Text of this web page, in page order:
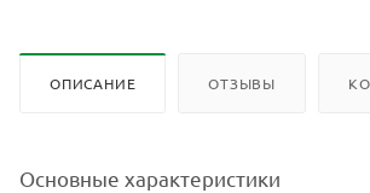
ОПИСАНИЕ ОТЗЫВЫ
Основные характеристики